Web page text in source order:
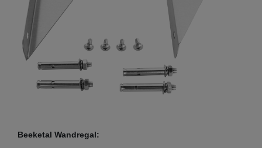
Beeketal Wandregal: